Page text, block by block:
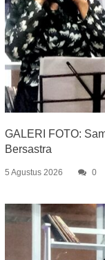
GALERI FOTO:
Bersastra
5 Agustus 2026 0